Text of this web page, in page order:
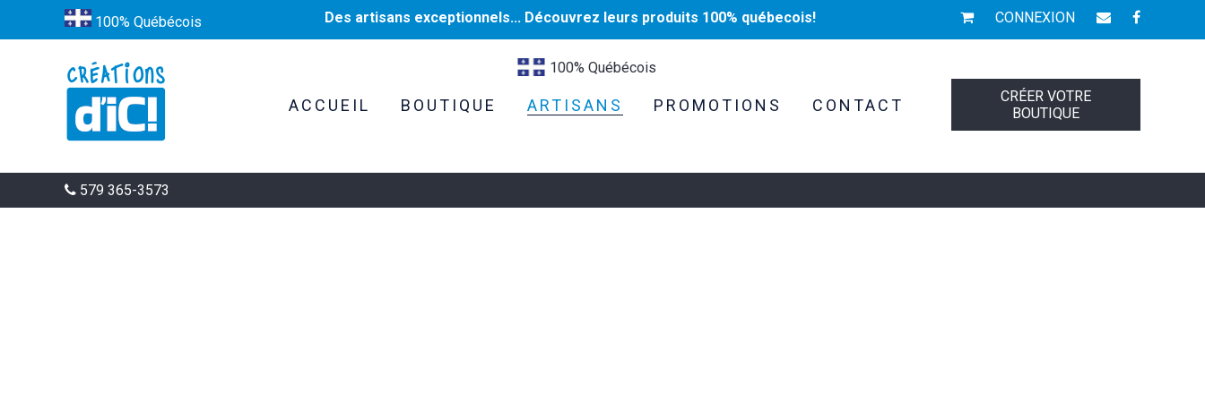
100% Québécois Des artisans exceptionnels... Découvrez leurs produits 100% québecois! CONNEXION
100% Québécois
CRÉER VOTRE
BOUTIQUE
ACCUEIL BOUTIQUE ARTISANS PROMOTIONS CONTACT
579 365-3573